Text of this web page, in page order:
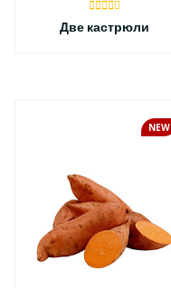
Две кастрюли
NEW